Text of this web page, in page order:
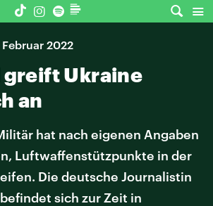
2022
greift Ukraine
an
hat nach eigenen Angaben
Luftwaffenstützpunkte in der
Die deutsche Journalistin
sich zur Zeit in